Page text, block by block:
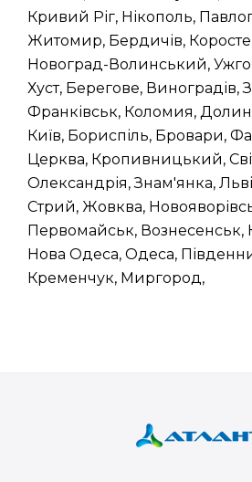
Кривий Ріг, Нікополь,
Житомир, Бердичів,
Новоград-Волинський,
Хуст, Берегове, Виноградів,
Франківськ, Коломия,
Київ, Бориспіль, Бровари,
Церква, Кропивницький,
Олександрія, Знам'янка,
Стрий, Жовква,
Первомайськ, Вознесенськ,
Нова Одеса, Одеса,
Кременчук, Миргород,